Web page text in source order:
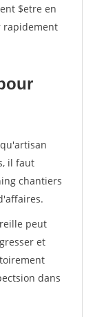
$etre en
rapidement
il faut
chantiers
peut
et
dans